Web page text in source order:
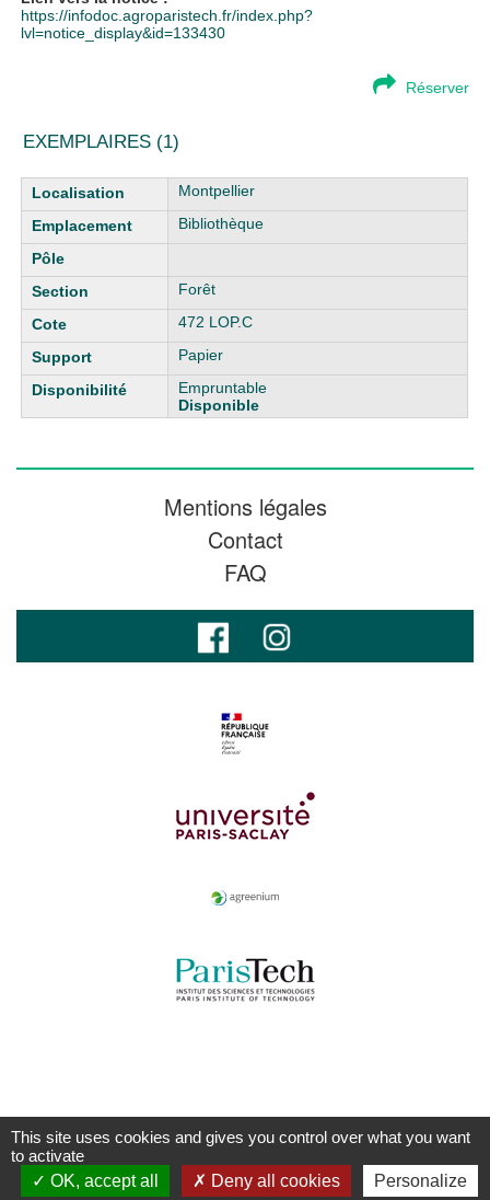
https://infodoc.agroparistech.fr/index.php?
lvl=notice_display&id=133430
Réserver
EXEMPLAIRES (1)
Liste des exemplaires
Montpellier
Bibliothèque
Forêt
472 LOP.C
Papier
Empruntable
Disponible
Mentions légales
Contact
FAQ
This site uses cookies and gives you control over what you want
to activate
OK, accept all
Deny all cookies Personalize